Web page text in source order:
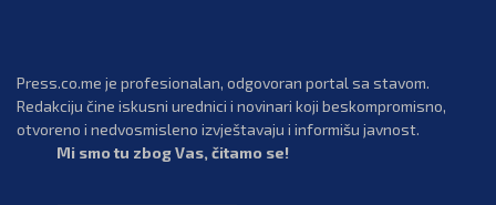
Press.co.me je profesionalan, odgovoran portal sa stavom.
Redakciju čine iskusni urednici i novinari koji beskompromisno,
otvoreno i nedvosmisleno izvještavaju i informišu javnost.
Mi smo tu zbog Vas, čitamo se!